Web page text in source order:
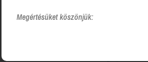
Nyél terempartvishoz
Megértésüket köszönjük: